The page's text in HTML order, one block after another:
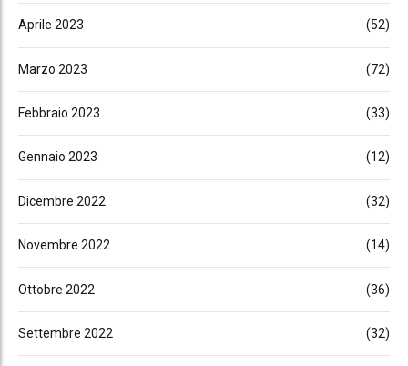
Aprile 2023 (52)
Marzo 2023 (72)
Febbraio 2023 (33)
Gennaio 2023 (12)
Dicembre 2022 (32)
Novembre 2022 (14)
Ottobre 2022 (36)
Settembre 2022 (32)